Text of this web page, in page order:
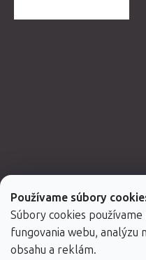
Používame súbory
Súbory cookies
fungovania webu, analýzu
obsahu a reklám.